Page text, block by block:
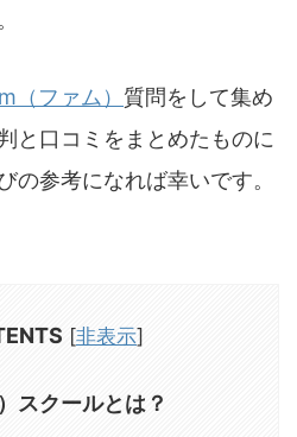
（ファム） 質問をして集め
と口コミをまとめたものに
の参考になれば幸いです。
[非表示]
スクールとは？